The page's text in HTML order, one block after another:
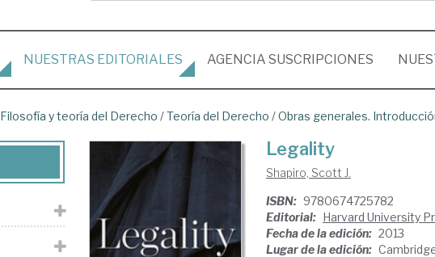
NUESTRAS EDITORIALES AGENCIA SUSCRIPCIONES
Filosofía y teoría del Derecho /Teoría del Derecho /Obras generales.
Legality
Shapiro, Scott J.
ISBN: 9780674725782
Editorial: Harvard University
Fecha de la edición: 2013
Lugar de la edición: